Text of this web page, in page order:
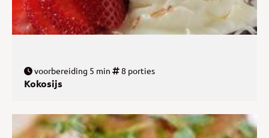
voorbereiding 5 min 8 porties
Kokosijs